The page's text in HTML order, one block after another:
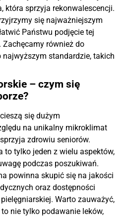
która sprzyja rekonwalescencji.
się najważniejszym
Państwu podjęcie tej
również do
standardzie, takich
– czym się
się dużym
na unikalny mikroklimat
zdrowiu seniorów.
to tylko jeden z wielu aspektów,
podczas poszukiwań.
powinna skupić się na jakości
oraz dostępności
Warto zauważyć,
nie tylko podawanie leków,